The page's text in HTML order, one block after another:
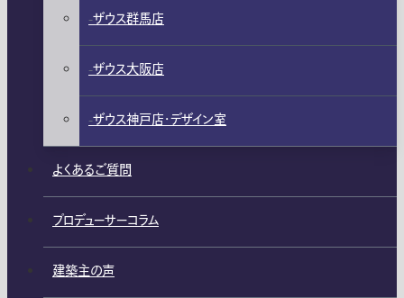
ザウス群馬店
ザウス大阪店
ザウス神戸店・デザイン室
よくあるご質問
プロデューサーコラム
建築主の声